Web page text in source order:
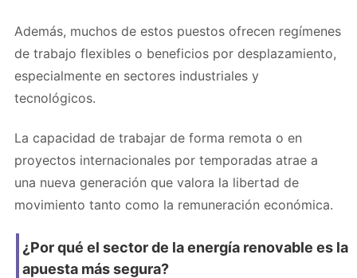
Además, muchos de estos puestos ofrecen regímenes
de trabajo flexibles o beneficios por desplazamiento,
especialmente en sectores industriales y
tecnológicos.
La capacidad de trabajar de forma remota o en
proyectos internacionales por temporadas atrae a
una nueva generación que valora la libertad de
movimiento tanto como la remuneración económica.
¿Por qué el sector de la energía renovable es la
apuesta más segura?